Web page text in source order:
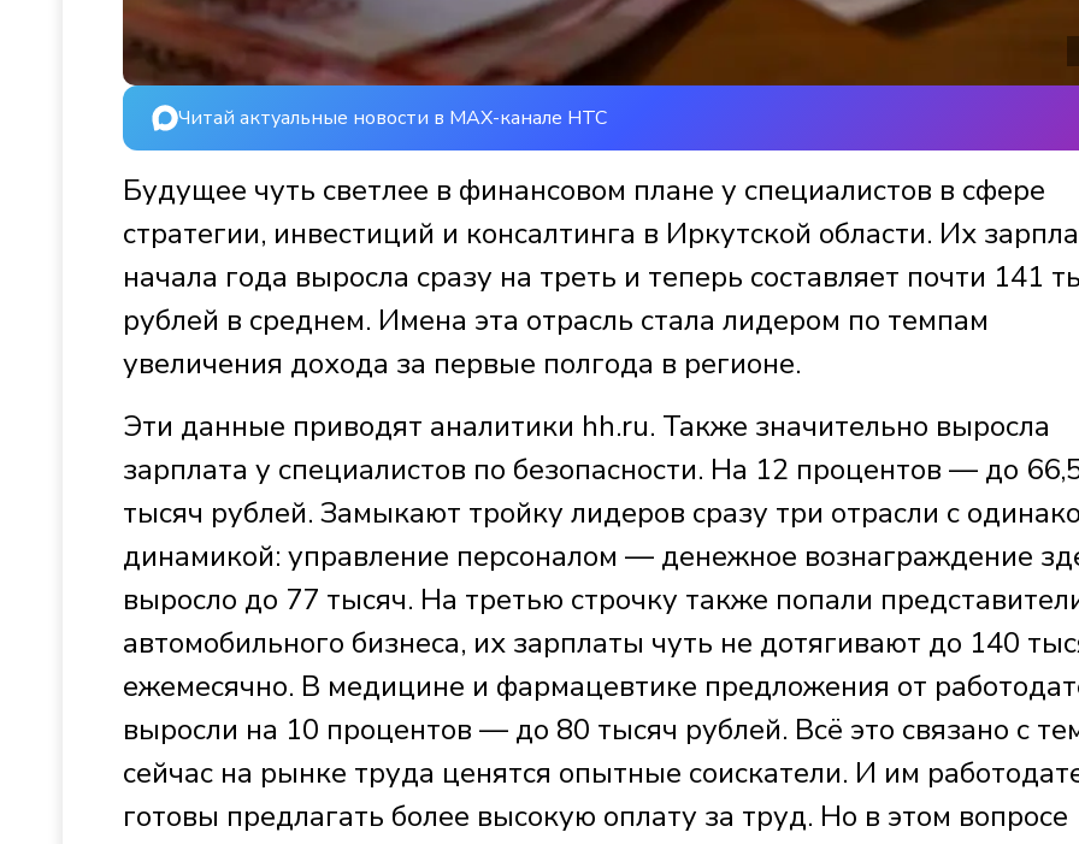
Читай актуальные новости в MAX-канале НТС
Будущее чуть светлее в финансовом плане у специалистов в сфере
стратегии, инвестиций и консалтинга в Иркутской области. Их
начала года выросла сразу на треть и теперь составляет почти 141
рублей в среднем. Имена эта отрасль стала лидером по темпам
увеличения дохода за первые полгода в регионе.
Эти данные приводят аналитики hh.ru. Также значительно выросла
зарплата у специалистов по безопасности. На 12 процентов — до
тысяч рублей. Замыкают тройку лидеров сразу три отрасли с
динамикой: управление персоналом — денежное вознаграждение
выросло до 77 тысяч. На третью строчку также попали
автомобильного бизнеса, их зарплаты чуть не дотягивают до 140
ежемесячно. В медицине и фармацевтике предложения от
выросли на 10 процентов — до 80 тысяч рублей. Всё это связано с
сейчас на рынке труда ценятся опытные соискатели. И им
готовы предлагать более высокую оплату за труд. Но в этом вопросе